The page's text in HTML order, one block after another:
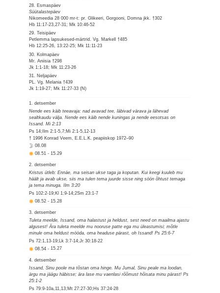
28. Esmaspäev
Süütalastepäev
Nikomeedia 28 000 mr-t: pr. Glikeeri, Gorgooni, Domna jkk. †302
Hb 11:17-23,27-31; Mk 10:46-52
29. Teisipäev
Petlemma lapsukesed-märtrid. Vg. Markell †485
Hb 12:25-26, 13:22-25; Mk 11:11-23
30. Kolmapäev
Mr. Aniisia †298
Jk 1:1-18; Mk 11:23-26
31. Neljapäev
PL. Vg. Melania †439
Jk 1:19-27; Mk 11:27-33 (N)
1. detsember
Nende ees käib teeavaja: nad avavad tee, läbivad värava ja lähevad
sealtkaudu välja. Nende ees käib nende kuningas ja nende eesotsas on
Issand. Mi 2:13
Ps 14;Ilm 2:1-5,7;Mi 2:1-5,12-13
† 1996 Konrad Veem, E.E.L.K. peapiiskop 1972–90
08.08
08.51- 15.29
2. detsember
Kristus ütleb: Ennäe, ma seisan ukse taga ja koputan. Kui keegi kuuleb mu
häält ja avab ukse, siis ma tulen tema juurde sisse ning söön õhtust temaga
ja tema minuga. Ilm 3:20
Ps 102:2-19;Kl 1:9-14;2Sm 23:1-7
08.52- 15.28
3. detsember
Tuleta meelde, Issand, oma halastust ja heldust, sest need on maailma ajastu
algusest! Ära tuleta meelde mu nooruse patte ega mu üleastumisi; mõtle
minule oma heldust mööda, oma headuse pärast, oh Issand! Ps 25:6-7
Ps 72:1,13-19;Lk 3:7-14;Jr 30:18-22
08.54-15.27
4. detsember
Issand, Sinu poole ma tõstan oma hinge. Mu Jumal, Sinu peale ma loodan,
ärgu ma jäägu häbisse; ära lase mu vaenlasi rõõmust hõisata minu pärast! Ps
25:1-2
Ps 79:9-10a,11,13;Mt 27:27-30;Hs 37:24-28